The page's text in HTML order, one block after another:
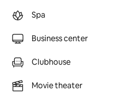
Spa
Business center
Clubhouse
Movie theater